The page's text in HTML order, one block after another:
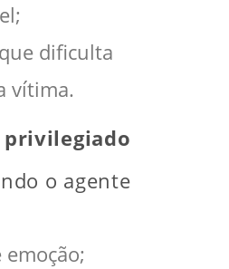
dificulta
vítima.
o agente